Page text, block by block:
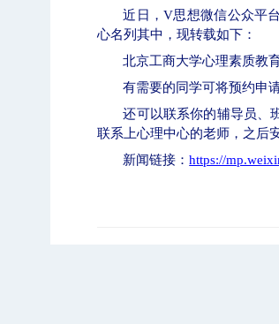
近日，V思想微信公众平
心名列其中，现转载如下：
北京工商大学心理素质教
有需要的同学可将预约申
还可以联系你的辅导员、
联系上心理中心的老师，之后
新闻链接：https://